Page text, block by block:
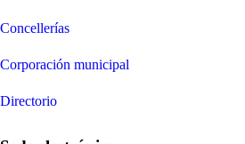
Concellerías
Corporación municipal
Directorio